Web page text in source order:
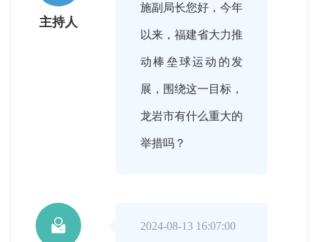
主持人
施副局长您好，今年
以来，福建省大力推
动棒垒球运动的发
展，围绕这一目标，
龙岩市有什么重大的
举措吗？

2024-08-13 16:07:00